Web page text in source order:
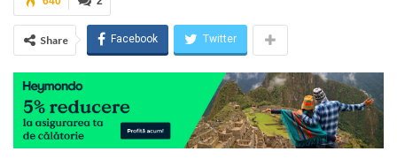
Share Facebook Twitter